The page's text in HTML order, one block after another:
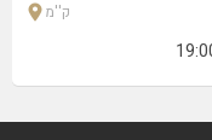
ק''מ